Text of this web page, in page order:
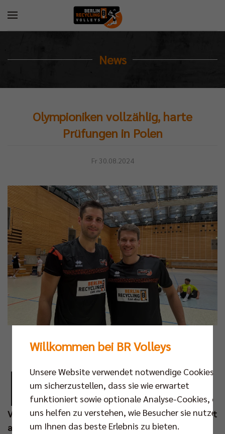
News
Olympioniken vollzählig, harte
Prüfungen in Polen
Fr 30.08.2024
Foto: BR Volleys
M it Moritz Reichert und Johannes Tille sind
auch die letzten zwei der vier Berliner
Olympioniken in dieser Woche zum BR
Volleys Team gestoßen. Während Rückkehrer Reichert
am Mittwoch im Testspiel gegen die Helios Grizzlys
Willkommen bei BR Volleys
Unsere Website verwendet notwendige Cookies,
um sicherzustellen, dass sie wie erwartet
funktioniert sowie optionale Analyse-Cookies, die
uns helfen zu verstehen, wie Besucher sie nutzen,
um Ihnen das beste Erlebnis zu bieten.